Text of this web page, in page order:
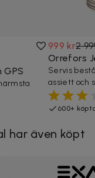
999 kr2
Orrefors
Servis
assiett och
600+
har även köpt